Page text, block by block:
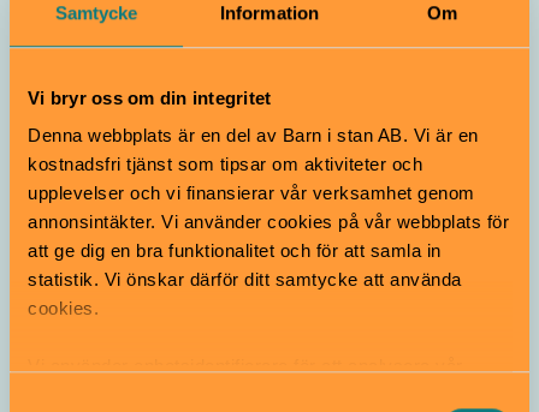
Samtycke Information Om
Vi bryr oss om din integritet
Denna webbplats är en del av Barn i stan AB. Vi är en
kostnadsfri tjänst som tipsar om aktiviteter och
upplevelser och vi finansierar vår verksamhet genom
annonsintäkter. Vi använder cookies på vår webbplats för
att ge dig en bra funktionalitet och för att samla in
statistik. Vi önskar därför ditt samtycke att använda
cookies.
Kåldolmar & Club Killers
musiken från Nationalteaterns kultklassiker "Kåldolmar
& kalsipper". En klubbig fest för alla åldrar!
Kulturhuset Stadsteatern | Norrmalm